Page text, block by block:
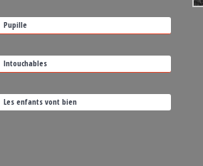
Pupille
Intouchables
Les enfants vont bien